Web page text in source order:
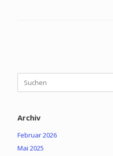
Suchen
nach:
Archiv
Februar 2026
Mai 2025